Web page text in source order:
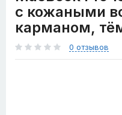
с кожаными
карманом,
0 отзывов